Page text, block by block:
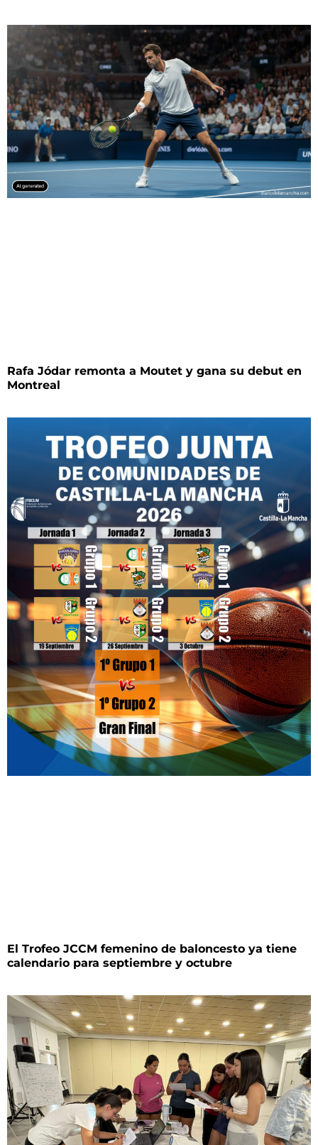
Rafa Jódar remonta a Moutet y gana su debut en
Montreal
El Trofeo JCCM femenino de baloncesto ya tiene
calendario para septiembre y octubre